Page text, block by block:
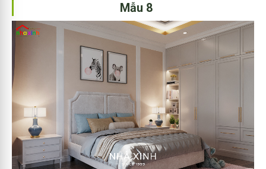
Mẫu 8